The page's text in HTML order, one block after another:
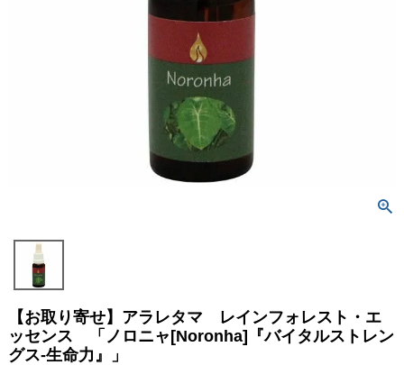
【お取り寄せ】アラレタマ レインフォレスト・エ
ッセンス 「ノロニャ[Noronha]『バイタルストレン
グス-生命力』」